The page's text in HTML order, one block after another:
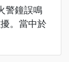
警鐘誤鳴
。當中於